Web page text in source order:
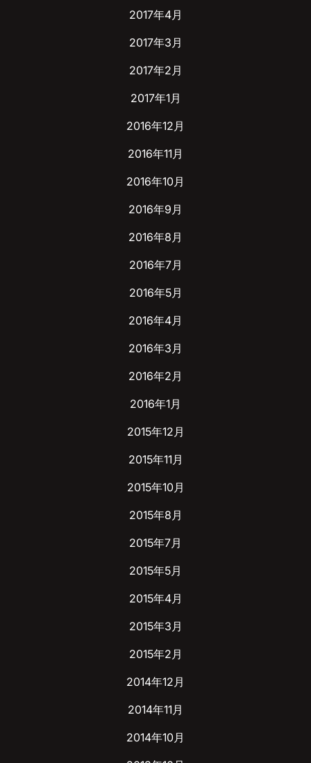
2017年4月
2017年3月
2017年2月
2017年1月
2016年12月
2016年11月
2016年10月
2016年9月
2016年8月
2016年7月
2016年5月
2016年4月
2016年3月
2016年2月
2016年1月
2015年12月
2015年11月
2015年10月
2015年8月
2015年7月
2015年5月
2015年4月
2015年3月
2015年2月
2014年12月
2014年11月
2014年10月